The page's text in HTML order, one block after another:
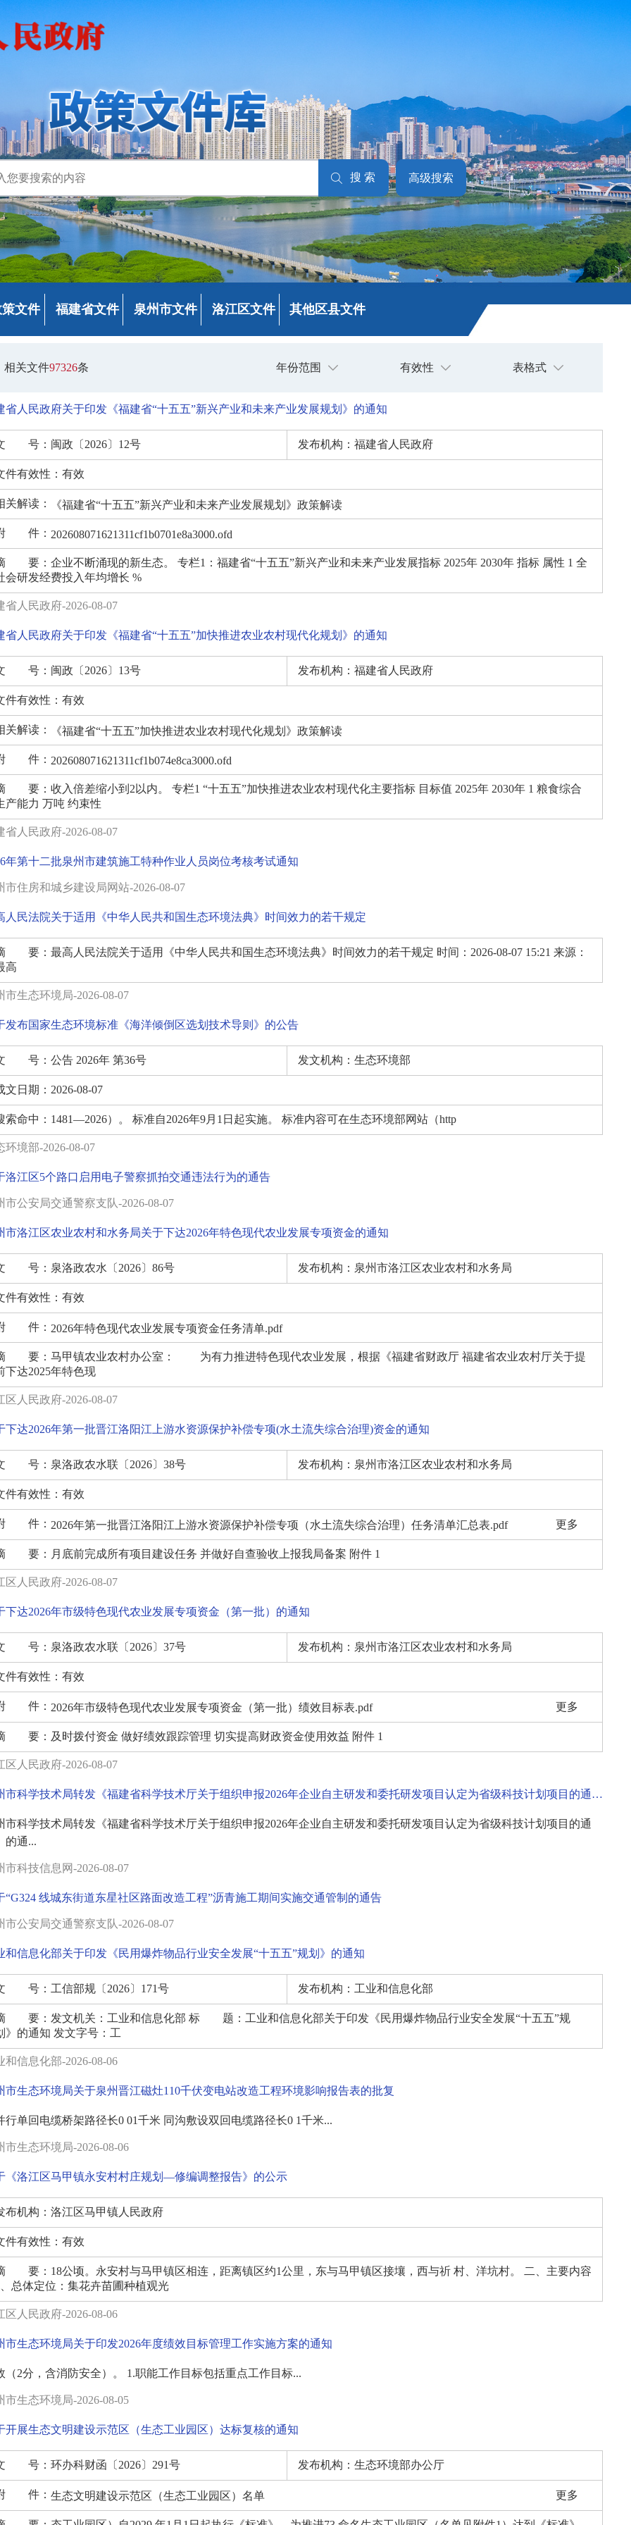
搜 索 高级搜索
文件 福建省文件 泉州市文件 洛江区文件 其他区县文件
相关文件97326条 年份范围 有效性 表格式
省人民政府关于印发《福建省“十五五”新兴产业和未来产业发展规划》的通知
号： 闽政〔2026〕12号 发布机构： 福建省人民政府
件有效性： 有效
关解读： 《福建省“十五五”新兴产业和未来产业发展规划》政策解读
件： 202608071621311cf1b0701e8a3000.ofd
要： 企业不断涌现的新生态。 专栏1：福建省“十五五”新兴产业和未来产业发展指标 2025年 2030年 指标 属性 1 全
会研发经费投入年均增长 %
省人民政府-2026-08-07
省人民政府关于印发《福建省“十五五”加快推进农业农村现代化规划》的通知
号： 闽政〔2026〕13号 发布机构： 福建省人民政府
件有效性： 有效
关解读： 《福建省“十五五”加快推进农业农村现代化规划》政策解读
件： 202608071621311cf1b074e8ca3000.ofd
要： 收入倍差缩小到2以内。 专栏1 “十五五”加快推进农业农村现代化主要指标 目标值 2025年 2030年 1 粮食综合
产能力 万吨 约束性
省人民政府-2026-08-07
年第十二批泉州市建筑施工特种作业人员岗位考核考试通知
市住房和城乡建设局网站-2026-08-07
人民法院关于适用《中华人民共和国生态环境法典》时间效力的若干规定
要： 最高人民法院关于适用《中华人民共和国生态环境法典》时间效力的若干规定 时间：2026-08-07 15:21 来源：
高
市生态环境局-2026-08-07
发布国家生态环境标准《海洋倾倒区选划技术导则》的公告
号： 公告 2026年 第36号 发文机构： 生态环境部
文日期： 2026-08-07
索命中： 1481—2026）。 标准自2026年9月1日起实施。 标准内容可在生态环境部网站（http
环境部-2026-08-07
洛江区5个路口启用电子警察抓拍交通违法行为的通告
市公安局交通警察支队-2026-08-07
市洛江区农业农村和水务局关于下达2026年特色现代农业发展专项资金的通知
号： 泉洛政农水〔2026〕86号 发布机构： 泉州市洛江区农业农村和水务局
件有效性： 有效
件： 2026年特色现代农业发展专项资金任务清单.pdf
要： 马甲镇农业农村办公室： 为有力推进特色现代农业发展，根据《福建省财政厅 福建省农业农村厅关于提
下达2025年特色现
区人民政府-2026-08-07
下达2026年第一批晋江洛阳江上游水资源保护补偿专项(水土流失综合治理)资金的通知
号： 泉洛政农水联〔2026〕38号 发布机构： 泉州市洛江区农业农村和水务局
件有效性： 有效
件： 更多
2026年第一批晋江洛阳江上游水资源保护补偿专项（水土流失综合治理）任务清单汇总表.pdf
2026年第一批晋江洛阳江上游水资源保护补偿专项（水土流失综合治理）资金绩效目标表.pdf
《泉州市水利局关于加强市级水土流失综合治理项目管理的通知》（泉水土〔2022〕9号）.PDF
《泉州市财政局 泉州市水利局关于下达2026年第一批晋江洛阳江上游水资源保护补偿专项（水土流失综合治理）资金的通知》（泉财农〔2026〕159号）.PDF
2026年第一批晋江洛阳江上游水资源保护补偿专项（水土流失综合治理）资金安排表.pdf
要： 月底前完成所有项目建设任务 并做好自查验收上报我局备案 附件 1
区人民政府-2026-08-07
下达2026年市级特色现代农业发展专项资金（第一批）的通知
号： 泉洛政农水联〔2026〕37号 发布机构： 泉州市洛江区农业农村和水务局
件有效性： 有效
件： 更多
2026年市级特色现代农业发展专项资金（第一批）绩效目标表.pdf
2026年市级特色现代农业发展专项资金（第一批）分配表.pdf
2026年市级特色现代农业发展专项资金（第一批）任务清单.pdf
要： 及时拨付资金 做好绩效跟踪管理 切实提高财政资金使用效益 附件 1
区人民政府-2026-08-07
泉州市科学技术局转发《福建省科学技术厅关于组织申报2026年企业自主研发和委托研发项目认定为省级科技计划项目的通知》的通知
市科学技术局转发《福建省科学技术厅关于组织申报2026年企业自主研发和委托研发项目认定为省级科技计划项目的通
的通...
市科技信息网-2026-08-07
“G324 线城东街道东星社区路面改造工程”沥青施工期间实施交通管制的通告
市公安局交通警察支队-2026-08-07
和信息化部关于印发《民用爆炸物品行业安全发展“十五五”规划》的通知
号： 工信部规〔2026〕171号 发布机构： 工业和信息化部
要： 发文机关：工业和信息化部 标 题：工业和信息化部关于印发《民用爆炸物品行业安全发展“十五五”规
》的通知 发文字号：工
和信息化部-2026-08-06
市生态环境局关于泉州晋江磁灶110千伏变电站改造工程环境影响报告表的批复
行单回电缆桥架路径长0 01千米 同沟敷设双回电缆路径长0 1千米...
市生态环境局-2026-08-06
《洛江区马甲镇永安村村庄规划—修编调整报告》的公示
布机构： 洛江区马甲镇人民政府
件有效性： 有效
要： 18公顷。永安村与马甲镇区相连，距离镇区约1公里，东与马甲镇区接壤，西与祈 村、洋坑村。 二、主要内容
总体定位：集花卉苗圃种植观光
区人民政府-2026-08-06
市生态环境局关于印发2026年度绩效目标管理工作实施方案的通知
（2分，含消防安全）。 1.职能工作目标包括重点工作目标...
市生态环境局-2026-08-05
开展生态文明建设示范区（生态工业园区）达标复核的通知
号： 环办科财函〔2026〕291号 发布机构： 生态环境部办公厅
件： 更多
生态文明建设示范区（生态工业园区）名单
达标自评表